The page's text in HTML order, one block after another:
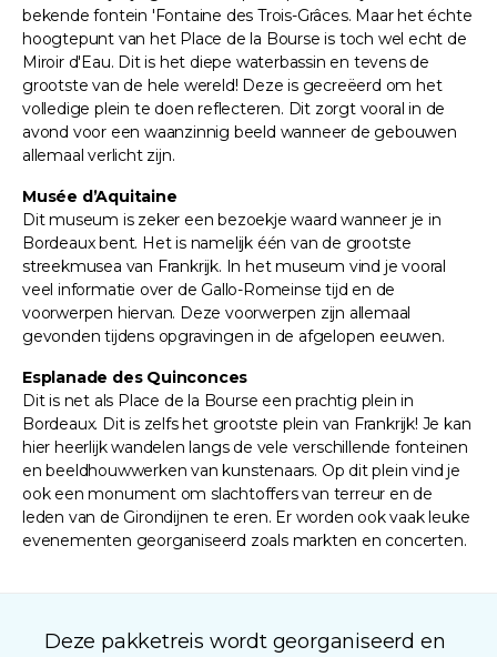
bekende fontein 'Fontaine des Trois-Grâces. Maar het échte
hoogtepunt van het Place de la Bourse is toch wel echt de
Miroir d'Eau. Dit is het diepe waterbassin en tevens de
grootste van de hele wereld! Deze is gecreëerd om het
volledige plein te doen reflecteren. Dit zorgt vooral in de
avond voor een waanzinnig beeld wanneer de gebouwen
allemaal verlicht zijn.
Musée d’Aquitaine
Dit museum is zeker een bezoekje waard wanneer je in
Bordeaux bent. Het is namelijk één van de grootste
streekmusea van Frankrijk. In het museum vind je vooral
veel informatie over de Gallo-Romeinse tijd en de
voorwerpen hiervan. Deze voorwerpen zijn allemaal
gevonden tijdens opgravingen in de afgelopen eeuwen.
Esplanade des Quinconces
Dit is net als Place de la Bourse een prachtig plein in
Bordeaux. Dit is zelfs het grootste plein van Frankrijk! Je kan
hier heerlijk wandelen langs de vele verschillende fonteinen
en beeldhouwwerken van kunstenaars. Op dit plein vind je
ook een monument om slachtoffers van terreur en de
leden van de Girondijnen te eren. Er worden ook vaak leuke
evenementen georganiseerd zoals markten en concerten.
Deze pakketreis wordt georganiseerd en